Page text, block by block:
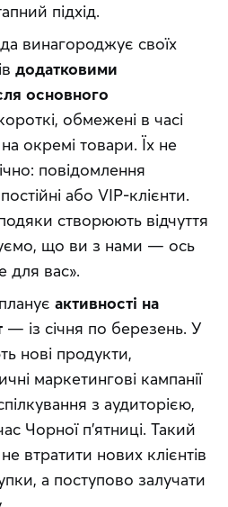
підхід.
винагороджує своїх
додатковими
основного
обмежені в часі
на окремі товари. Їх не
повідомлення
або VIP-клієнти.
створюють відчуття
що ви з нами — ось
для вас».
активності на
— із січня по березень. У
нові продукти,
маркетингові кампанії
з аудиторією,
Чорної п’ятниці. Такий
втратити нових клієнтів
а поступово залучати